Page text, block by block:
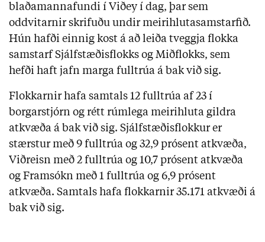
blaðamannafundi í Viðey í dag, þar sem
oddvitarnir skrifuðu undir meirihlutasamstarfið.
Hún hafði einnig kost á að leiða tveggja flokka
samstarf Sjálfstæðisflokks og Miðflokks, sem
hefði haft jafn marga fulltrúa á bak við sig.
Flokkarnir hafa samtals 12 fulltrúa af 23 í
borgarstjórn og rétt rúmlega meirihluta gildra
atkvæða á bak við sig. Sjálfstæðisflokkur er
stærstur með 9 fulltrúa og 32,9 prósent atkvæða,
Viðreisn með 2 fulltrúa og 10,7 prósent atkvæða
og Framsókn með 1 fulltrúa og 6,9 prósent
atkvæða. Samtals hafa flokkarnir 35.171 atkvæði á
bak við sig.